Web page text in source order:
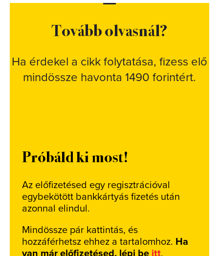
Tovább olvasnál?
Ha érdekel a cikk folytatása, fizess elő
mindössze havonta 1490 forintért.
Próbáld ki most!
Az előfizetésed egy regisztrációval
egybekötött bankkártyás fizetés után
azonnal elindul.
Mindössze pár kattintás, és
hozzáférhetsz ehhez a tartalomhoz. Ha
van már előfizetésed, lépj be itt.